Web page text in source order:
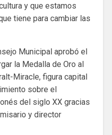
y que estamos
tiene para cambiar las
Municipal aprobó el
la Medalla de Oro al
Miracle, figura capital
sobre el
del siglo XX gracias
y director